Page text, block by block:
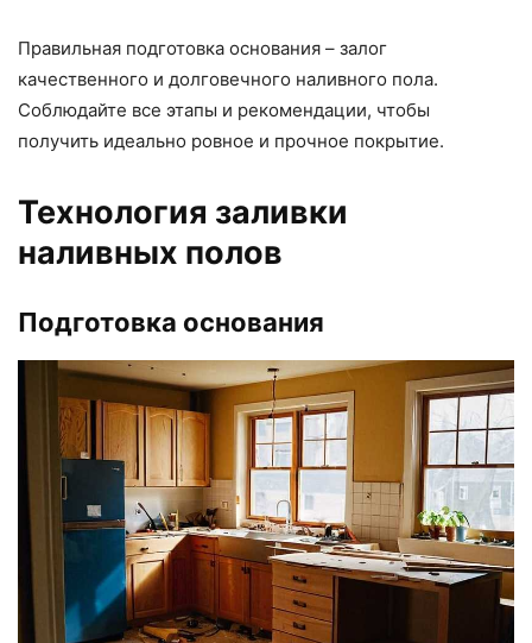
Правильная подготовка основания – залог
качественного и долговечного наливного пола.
Соблюдайте все этапы и рекомендации, чтобы
получить идеально ровное и прочное покрытие.
Технология заливки
наливных полов
Подготовка основания